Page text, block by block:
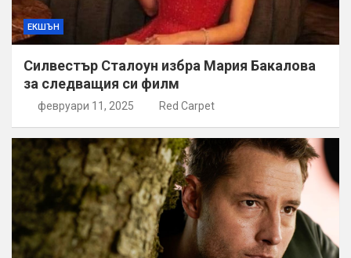
ЕКШЪН
Силвестър Сталоун избра Мария Бакалова
за следващия си филм
февруари 11, 2025 Red Carpet